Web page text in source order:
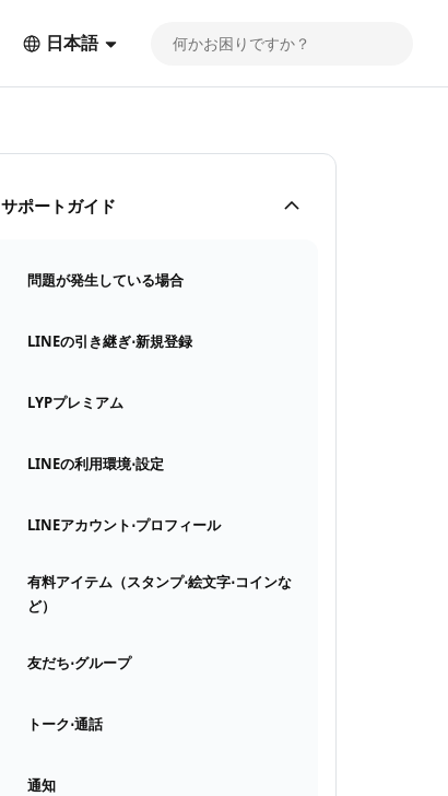
日本語
サポートガイド
問題が発生している場合
LINEの引き継ぎ⋅新規登録
LYPプレミアム
LINEの利用環境⋅設定
LINEアカウント⋅プロフィール
有料アイテム（スタンプ⋅絵文字⋅コインな
ど）
友だち⋅グループ
トーク⋅通話
通知